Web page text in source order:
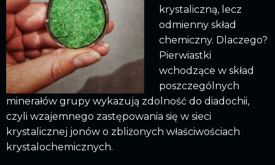
krystaliczną, lecz
odmienny skład
chemiczny. Dlaczego?
Pierwiastki
wchodzące w skład
poszczególnych
minerałów grupy wykazują zdolność do diadochii,
czyli wzajemnego zastępowania się w sieci
krystalicznej jonów o zbliżonych właściwościach
krystalochemicznych.